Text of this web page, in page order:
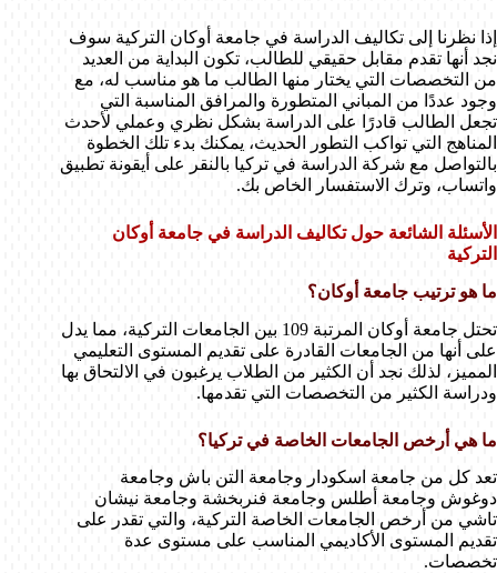
إذا نظرنا إلى تكاليف الدراسة في جامعة أوكان التركية سوف
نجد أنها تقدم مقابل حقيقي للطالب، تكون البداية من العديد
من التخصصات التي يختار منها الطالب ما هو مناسب له، مع
وجود عددًا من المباني المتطورة والمرافق المناسبة التي
تجعل الطالب قادرًا على الدراسة بشكل نظري وعملي لأحدث
المناهج التي تواكب التطور الحديث، يمكنك بدء تلك الخطوة
بالتواصل مع شركة الدراسة في تركيا بالنقر على أيقونة تطبيق
واتساب، وترك الاستفسار الخاص بك.
الأسئلة الشائعة حول تكاليف الدراسة في جامعة أوكان
التركية
ما هو ترتيب جامعة أوكان؟
تحتل جامعة أوكان المرتبة 109 بين الجامعات التركية، مما يدل
على أنها من الجامعات القادرة على تقديم المستوى التعليمي
المميز، لذلك نجد أن الكثير من الطلاب يرغبون في الالتحاق بها
ودراسة الكثير من التخصصات التي تقدمها.
ما هي أرخص الجامعات الخاصة في تركيا؟
تعد كل من جامعة اسكودار وجامعة التن باش وجامعة
دوغوش وجامعة أطلس وجامعة فنربخشة وجامعة نيشان
تاشي من أرخص الجامعات الخاصة التركية، والتي تقدر على
تقديم المستوى الأكاديمي المناسب على مستوى عدة
تخصصات.